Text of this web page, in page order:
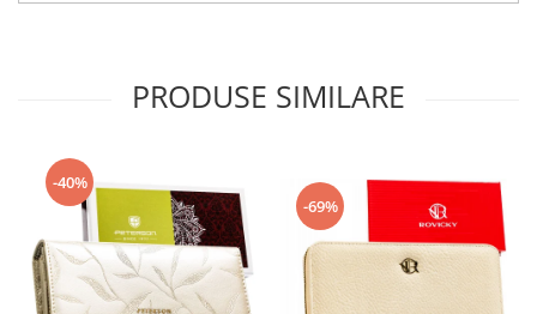
PRODUSE SIMILARE
-40%
-69%